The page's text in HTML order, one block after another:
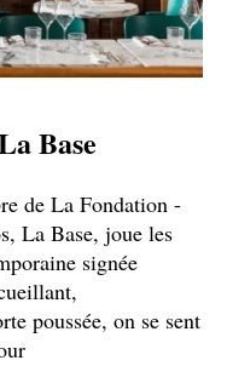
Base
de La Fondation -
La Base, joue les
signée
poussée, on se sent